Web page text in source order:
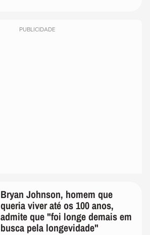
PUBLICIDADE
Bryan Johnson, homem que
queria viver até os 100 anos,
admite que "foi longe demais em
busca pela longevidade"